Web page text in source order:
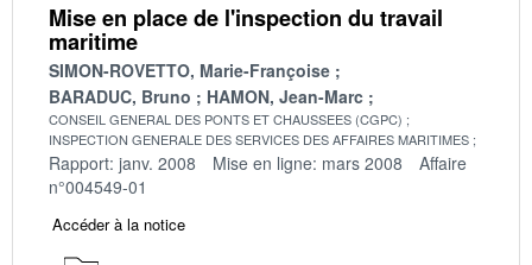
Mise en place de l'inspection du travail
maritime
SIMON-ROVETTO, Marie-Françoise
BARADUC, Bruno
HAMON, Jean-Marc
CONSEIL GENERAL DES PONTS ET CHAUSSEES (CGPC)
INSPECTION GENERALE DES SERVICES DES AFFAIRES MARITIMES
Rapport: janv. 2008 Mise en ligne: mars 2008
Affaire
n°004549-01
Accéder à la notice